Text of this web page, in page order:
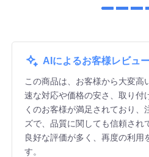
AIによるお客様レビュ
この商品は、お客様から大変高
速な対応や価格の安さ、取り付
くのお客様が満足されており、
ズで、品質に関しても信頼され
良好な評価が多く、再度の利用
す。